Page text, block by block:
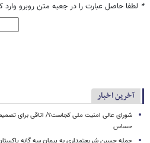
* لطفا حاصل عبارت را در جعبه متن روبرو وارد
آخرین اخبار
شورای عالی امنیت ملی کجاست؟/ اتاقی برای
حساس